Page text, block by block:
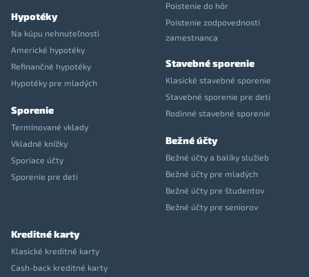
Hypotéky
Na kúpu nehnuteľnosti
Americké hypotéky
Refinančné hypotéky
Hypotéky pre mladých
Sporenie
Termínované vklady
Vkladné knížky
Sporiace účty
Sporenie pre deti
Poistenie do hôr
Poistenie zodpovednosti
zamestnanca
Stavebné sporenie
Klasické stavebné sporenie
Stavebné sporenie pre deti
Rodinné stavebné sporenie
Bežné účty
Bežné účty a balíky služieb
Bežné účty pre mladých
Bežné účty pre študentov
Bežné účty pre seniorov
Kreditné karty
Klasické kreditné karty
Cash-back kreditné karty